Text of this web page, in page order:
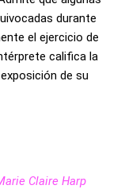
durante
el ejercicio de
califica la
de su
Claire Harp